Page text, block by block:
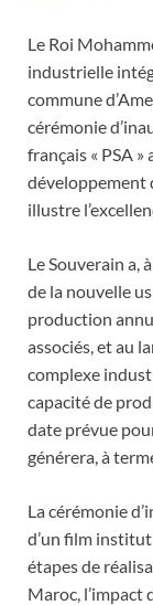
Le Roi
industrielle
commune
cérémonie
français « PSA
développement
illustre
Le Souverain a,
de la nouvelle
production
associés, et au
complexe
capacité de
date prévue
générera, à
La cérémonie
d’un film
étapes de
Maroc, l’impact